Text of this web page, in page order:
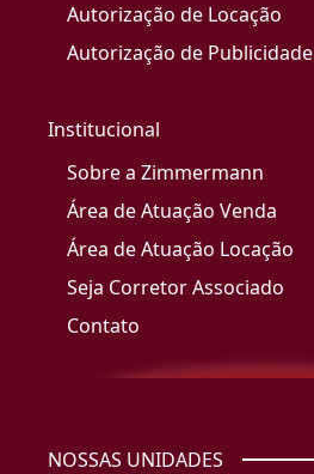
Autorização de Locação
Autorização de Publicidade
Institucional
Sobre a Zimmermann
Área de Atuação Venda
Área de Atuação Locação
Seja Corretor Associado
Contato
NOSSAS UNIDADES